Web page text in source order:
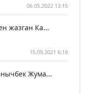
06.05.2022 13:15
жазган Ка...
15.09.2021 6:18
Жума...